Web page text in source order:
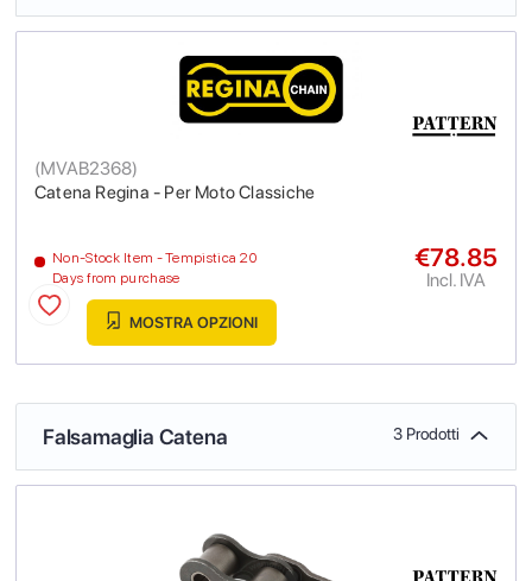
Catena Regina - Per Moto Classiche
(MVAB2368)
Non-Stock Item - Tempistica 20
Days from purchase
€78.85
Incl. IVA
MOSTRA OPZIONI
Falsamaglia Catena 3 Prodotti